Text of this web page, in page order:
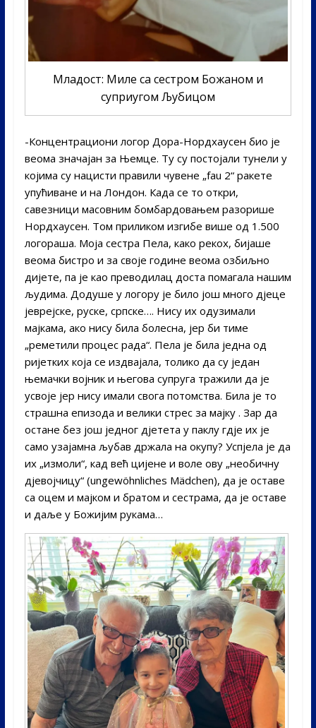
Младост: Миле са сестром Божаном и
суприугом Љубицом
-Концентрациони логор Дора-Нордхаусен био је
веома значајан за Њемце. Ту су постојали тунели у
којима су нацисти правили чувене „fau 2“ ракете
упућиване и на Лондон. Када се то откри,
савезници масовним бомбардовањем разорише
Нордхаусен. Том приликом изгибе више од 1.500
логораша. Моја сестра Пела, како рекох, бијаше
веома бистро и за своје године веома озбиљно
дијете, па је као преводилац доста помагала нашим
људима. Додуше у логору је било још много дјеце
јеврејске, руске, српске…. Нису их одузимали
мајкама, ако нису била болесна, јер би тиме
„реметили процес рада“. Пела је била једна од
ријетких која се издвајала, толико да су један
њемачки војник и његова супруга тражили да је
усвоје јер нису имали свога потомства. Била је то
страшна епизода и велики стрес за мајку . Зар да
остане без још једног дјетета у паклу гдје их је
само узајамна љубав држала на окупу? Успјела је да
их „измоли“, кад већ цијене и воле ову „необичну
дјевојчицу“ (ungewöhnliches Mädchen), да је оставе
са оцем и мајком и братом и сестрама, да је оставе
и даље у Божијим рукама…